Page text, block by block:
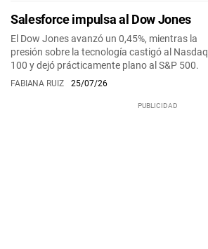
Salesforce impulsa al Dow Jones
El Dow Jones avanzó un 0,45%, mientras la
presión sobre la tecnología castigó al Nasdaq
100 y dejó prácticamente plano al S&P 500.
FABIANA RUIZ 25/07/26